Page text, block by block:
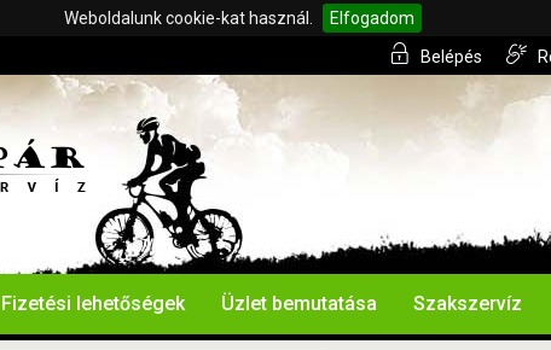
Weboldalunk cookie-kat használ.
Elfogadom
Belépés
Fizetési lehetőségek Üzlet bemutatása Szakszervíz